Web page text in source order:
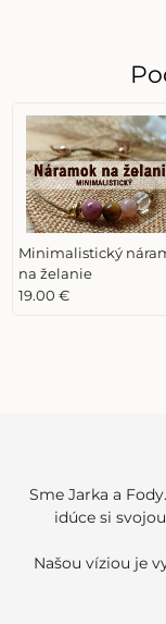
Minimalistický
na želanie
19.00 €
Sme Jarka a
idúce si
Našou víziou je